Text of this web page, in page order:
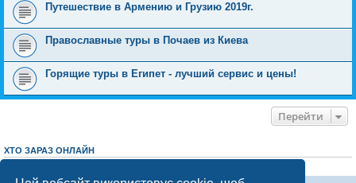
Путешествие в Армению и Грузию 2019г.
Православные туры в Почаев из Киева
Горящие туры в Египет - лучший сервис и цены!
Перейти
ХТО ЗАРАЗ ОНЛАЙН